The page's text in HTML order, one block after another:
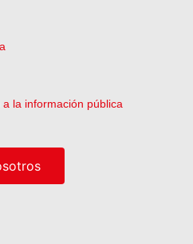
la información pública